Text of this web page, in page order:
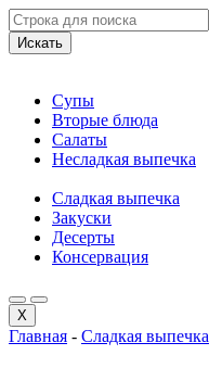
Искать
Супы
Вторые блюда
Салаты
Несладкая выпечка
Сладкая выпечка
Закуски
Десерты
Консервация
X
Главная - Сладкая выпечка